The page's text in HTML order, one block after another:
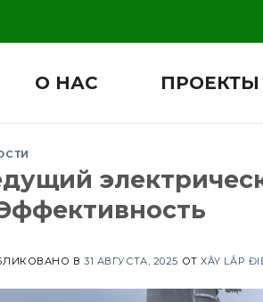
О НАС ПРОЕКТЫ
В31 АВГУСТА, 2025 ОТXÂY LẮP